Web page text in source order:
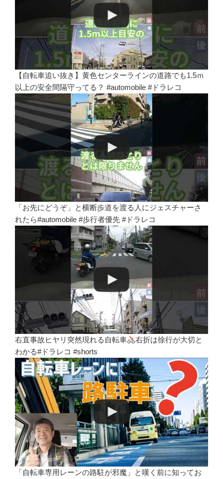
【自転車追い抜き】黄色センターラインの道路でも1.5ｍ
以上の安全間隔守ってる？ #automobile #ドラレコ
「お先にどうぞ」と横断歩道を渡る人にジェスチャーさ
れたら#automobile #歩行者優先 #ドラレコ
右直事故ヒヤリ突然現れる自転車
右折は徐行が大切と
わかる#ドラレコ #shorts
「自転車専用レーンの路駐が邪魔」と嘆く前に知ってお